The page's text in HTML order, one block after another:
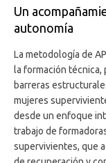
Un
autonomía
La metodología de
la formación
barreras
mujeres
desde un enfoque
trabajo de
supervivientes, que